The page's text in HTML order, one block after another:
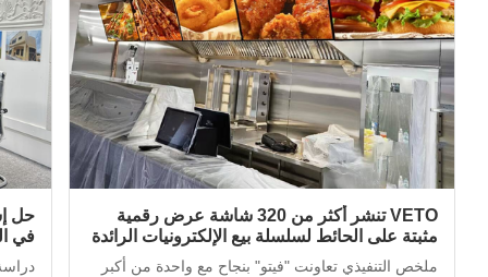
VETO تنشر أكثر من 320 شاشة عرض رقمية
مثبتة على الحائط لسلسلة بيع الإلكترونيات الرائدة
في الإمارات العربية المتحدة
ملخص التنفيذي تعاونت "فيتو" بنجاح مع واحدة من أكبر
حل
في